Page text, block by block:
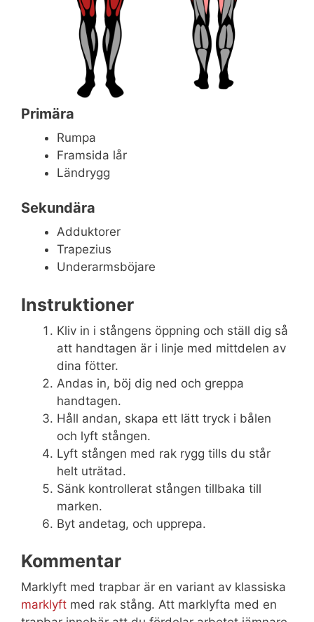
Primära
Rumpa
Framsida lår
Ländrygg
Sekundära
Adduktorer
Trapezius
Underarmsböjare
Instruktioner
Kliv in i stångens öppning och ställ dig så
att handtagen är i linje med mittdelen av
dina fötter.
Andas in, böj dig ned och greppa
handtagen.
Håll andan, skapa ett lätt tryck i bålen
och lyft stången.
Lyft stången med rak rygg tills du står
helt uträtad.
Sänk kontrollerat stången tillbaka till
marken.
Byt andetag, och upprepa.
Kommentar
Marklyft med trapbar är en variant av klassiska
marklyft med rak stång. Att marklyfta med en